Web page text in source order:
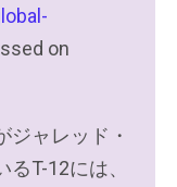
on
ジャレッド・
T-12には、